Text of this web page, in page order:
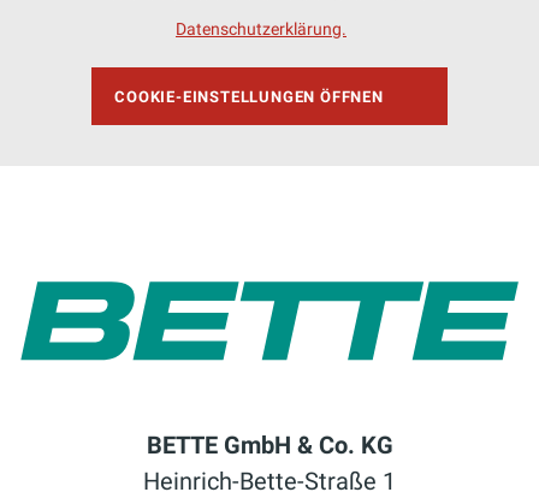
macht BetteAntirutsch Sense
besonders hygienisch und leicht zu
Datenschutzerklärung.
COOKIE-EINSTELLUNGEN ÖFFNEN
BETTE GmbH & Co. KG
Heinrich-Bette-Straße 1